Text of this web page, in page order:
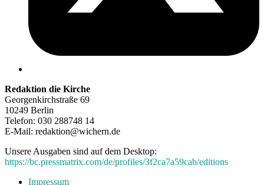
Redaktion die Kirche
Georgenkirchstraße 69
10249 Berlin
Telefon: 030 288748 14
E-Mail: redaktion@wichern.de
Unsere Ausgaben sind auf dem Desktop:
https://bc.pressmatrix.com/de/profiles/3f2ca7a59cab/editions
Impressum